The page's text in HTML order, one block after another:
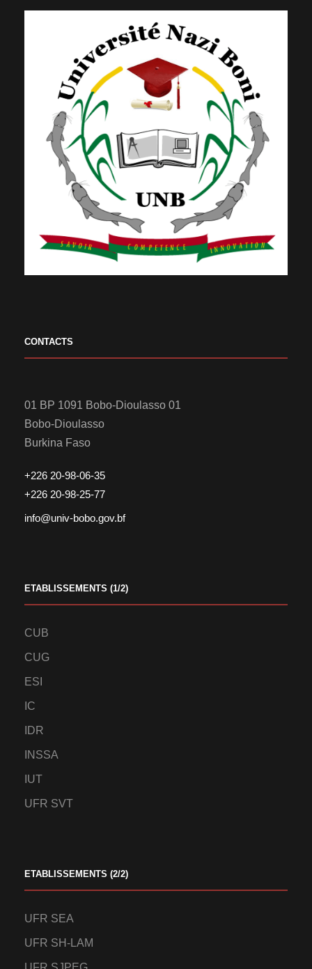
CONTACTS
01 BP 1091 Bobo-Dioulasso 01
Bobo-Dioulasso
Burkina Faso
+226 20-98-06-35
+226 20-98-25-77
info@univ-bobo.gov.bf
ETABLISSEMENTS (1/2)
CUB
CUG
ESI
IC
IDR
INSSA
IUT
UFR SVT
ETABLISSEMENTS (2/2)
UFR SEA
UFR SH-LAM